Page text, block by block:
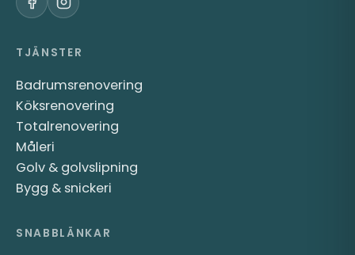
TJÄNSTER
Badrumsrenovering
Köksrenovering
Totalrenovering
Måleri
Golv & golvslipning
Bygg & snickeri
SNABBLÄNKAR